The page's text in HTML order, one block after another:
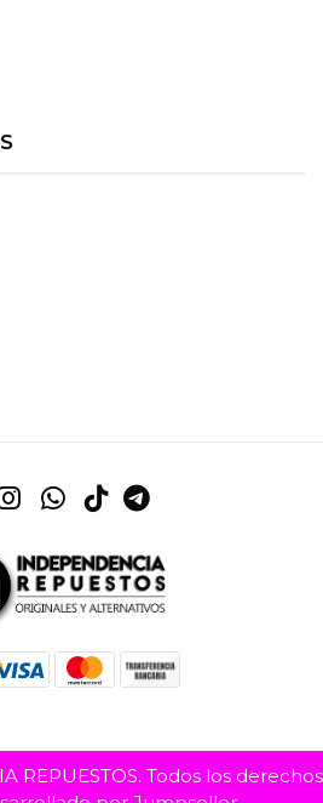
REPUESTOS. Todos los derechos